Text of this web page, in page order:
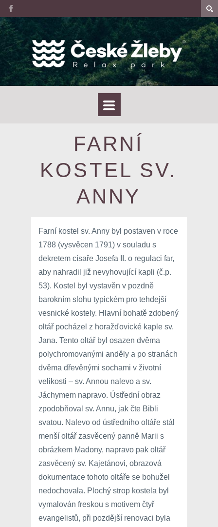
FARNÍ
KOSTEL SV.
ANNY
Farní kostel sv. Anny byl postaven v roce
1788 (vysvěcen 1791) v souladu s
dekretem císaře Josefa II. o regulaci far,
aby nahradil již nevyhovující kapli (č.p.
53). Kostel byl vystavěn v pozdně
barokním slohu typickém pro tehdejší
vesnické kostely. Hlavní bohatě zdobený
oltář pocházel z horažďovické kaple sv.
Jana. Tento oltář byl osazen dvěma
polychromovanými anděly a po stranách
dvěma dřevěnými sochami v životní
velikosti – sv. Annou nalevo a sv.
Jáchymem napravo. Ústřední obraz
zpodobňoval sv. Annu, jak čte Bibli
svatou. Nalevo od ústředního oltáře stál
menší oltář zasvěcený panně Marii s
obrázkem Madony, napravo pak oltář
zasvěcený sv. Kajetánovi, obrazová
dokumentace tohoto oltáře se bohužel
nedochovala. Plochý strop kostela byl
vymalován freskou s motivem čtyř
evangelistů, při pozdější renovaci byla